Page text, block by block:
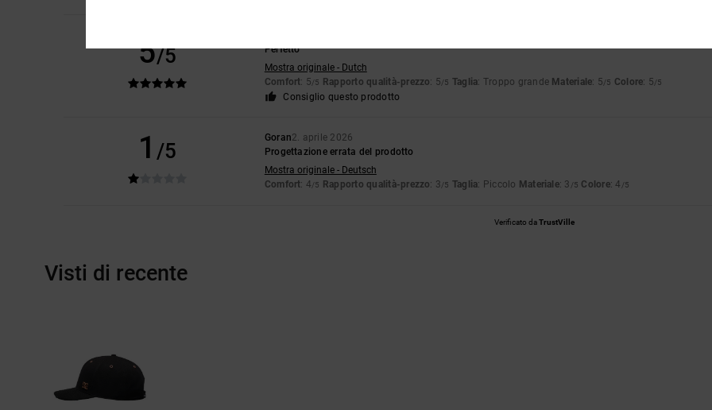
5/5
Perfetto
Mostra originale - Dutch
Comfort: 5/5 Rapporto qualità-prezzo: 5/5 Taglia: Troppo grande Materiale: 5/5 Colore: 5/5
Consiglio questo prodotto
1 /5
Goran2. aprile 2026
Progettazione errata del prodotto
Mostra originale - Deutsch
Comfort: 4/5 Rapporto qualità-prezzo: 3/5 Taglia: Piccolo Materiale: 3 /5 Colore: 4 /5
Verificato daTrustVille
Visti di recente